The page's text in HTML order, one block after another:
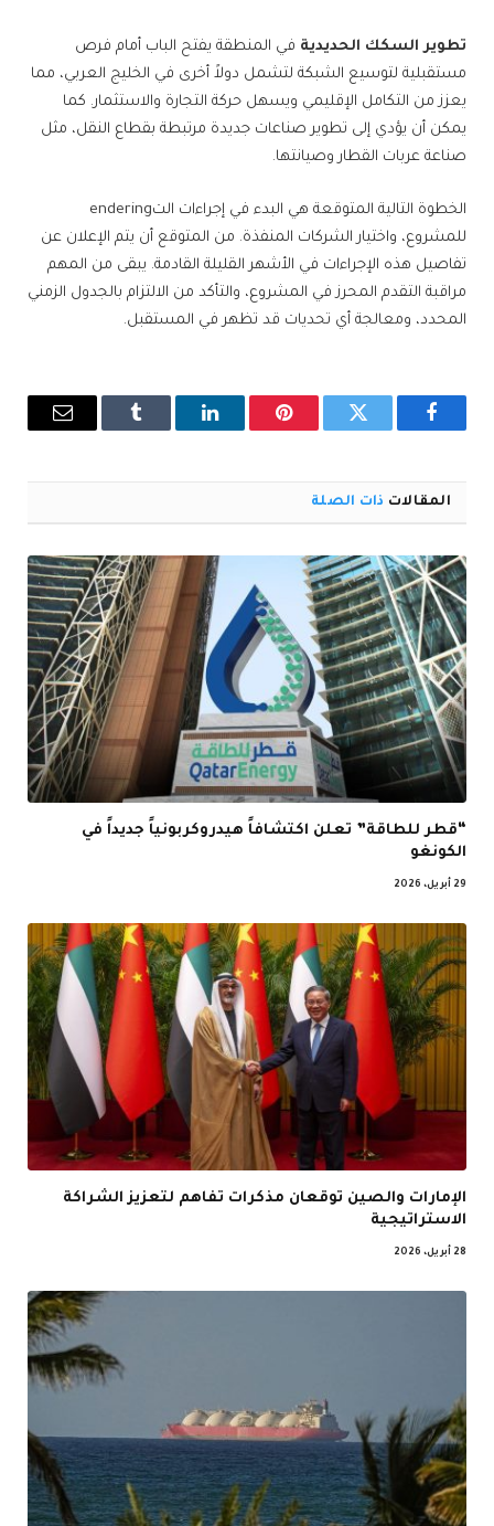
تطوير السكك الحديدية في المنطقة يفتح الباب أمام فرص
مستقبلية لتوسيع الشبكة لتشمل دولاً أخرى في الخليج العربي، مما
يعزز من التكامل الإقليمي ويسهل حركة التجارة والاستثمار. كما
يمكن أن يؤدي إلى تطوير صناعات جديدة مرتبطة بقطاع النقل، مثل
صناعة عربات القطار وصيانتها.
الخطوة التالية المتوقعة هي البدء في إجراءات التendering
للمشروع، واختيار الشركات المنفذة. من المتوقع أن يتم الإعلان عن
تفاصيل هذه الإجراءات في الأشهر القليلة القادمة. يبقى من المهم
مراقبة التقدم المحرز في المشروع، والتأكد من الالتزام بالجدول الزمني
المحدد، ومعالجة أي تحديات قد تظهر في المستقبل.
فيسبوك تويتر بينتيريستلينكدإن Tumblr
البريد
المقالات ذات الصلة
“قطر للطاقة” تعلن اكتشافاً هيدروكربونياً جديداً في
الكونغو
29 أبريل، 2026
الإمارات والصين توقعان مذكرات تفاهم لتعزيز الشراكة
الاستراتيجية
28 أبريل، 2026